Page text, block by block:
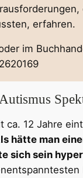
erfahren.
im
ca. 12 Jahre
hätte man
sich sein